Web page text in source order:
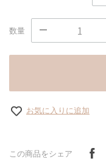
数量
お気に入りに追加
この商品をシェア